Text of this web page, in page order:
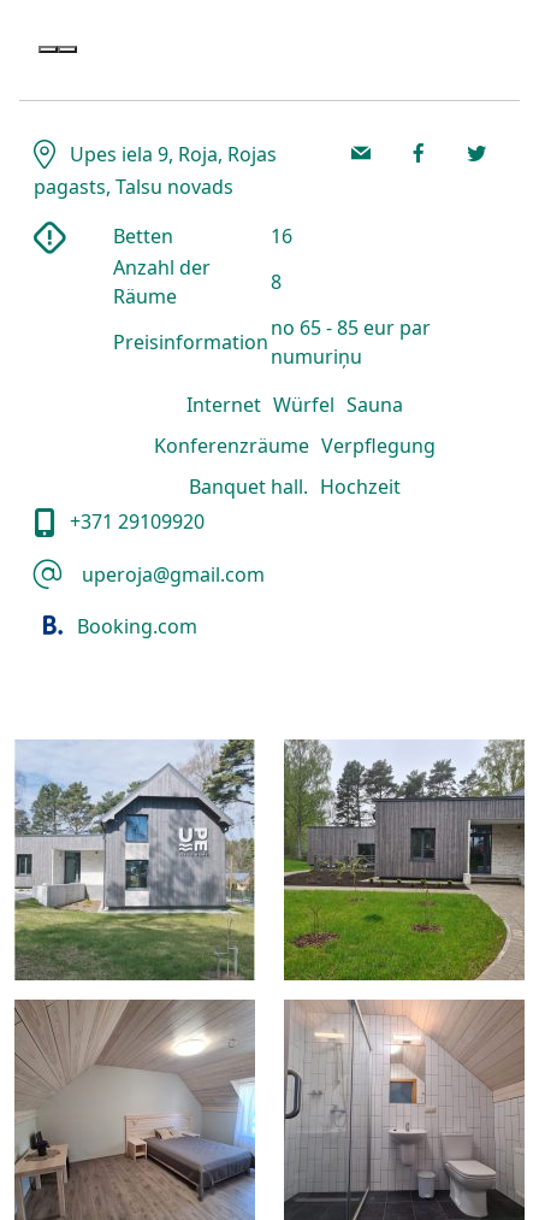
Upes iela 9, Roja, Rojas
pagasts, Talsu novads
Betten
16
Anzahl der
Räume
8
Preisinformation
no 65 - 85 eur par
numuriņu
Internet Würfel Sauna
Konferenzräume Verpflegung
Banquet hall. Hochzeit
+371 29109920
uperoja@gmail.com
Booking.com